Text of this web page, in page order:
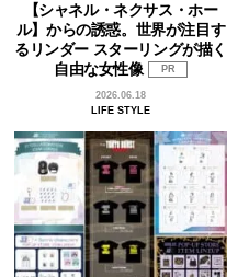
【シャネル・ネクサス・ホー
ル】からの誘惑。世界が注目す
るリンダー スターリングが描く
自由な女性像
PR
2026.06.18
LIFE STYLE